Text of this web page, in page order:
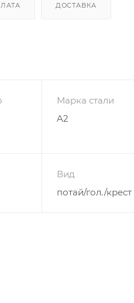
ДОСТАВКА
Марка стали
A2
Вид
потай/гол./крест